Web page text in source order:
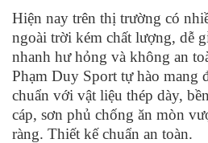
Hiện nay trên thị trường có
ngoài trời kém chất lượng, dễ
nhanh hư hỏng và không an
Phạm Duy Sport tự hào mang
chuẩn với vật liệu thép dày,
cáp, sơn phủ chống ăn mòn
ràng. Thiết kế chuẩn an toàn.